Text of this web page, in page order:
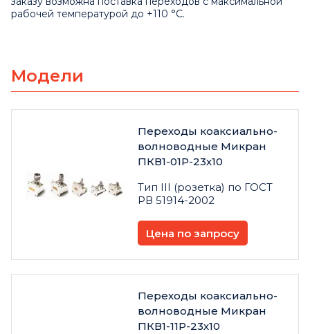
рабочей температурой до +110 °C.
Модели
Переходы коаксиально-
волноводные Микран
ПКВ1-01Р-23х10
Тип III (розетка) по ГОСТ
РВ 51914-2002
Цена по запросу
Переходы коаксиально-
волноводные Микран
ПКВ1-11Р-23х10